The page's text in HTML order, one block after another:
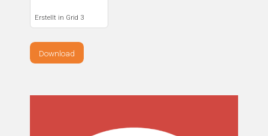
Erstellt in Grid 3
Download